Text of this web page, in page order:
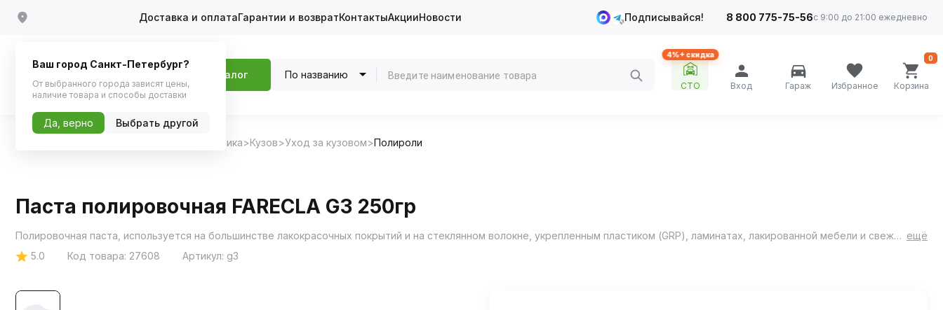
Доставка и оплатаГарантии и возвратКонтактыАкцииНовости Подписывайся! 8 800 775-75-56с 9:00 до 21:00 ежедневно
Каталог По названию
4%+ скидка
СТО Вход Гараж Избранное Корзина
0
Автохимия, Автокосметика Кузов Уход за кузовом Полироли
Паста полировочная FARECLA G3 250гр
Полировочная паста, используется на большинстве лакокрасочных покрытий и на стеклянном волокне, укрепленным пластиком (GRP), ламинатах, лакированной мебели и свежеокрашенных поверхностях. ещё
5.0
Код товара: 27608 Артикул: g3
Ваш город Санкт-Петербург?
От выбранного города зависят цены,
наличие товара и способы доставки
Да, верно Выбрать другой